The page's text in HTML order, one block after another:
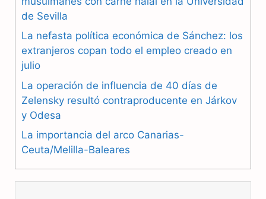
o
o
a
p
de Sevilla
La nefasta política económica de Sánchez: los
extranjeros copan todo el empleo creado en
julio
La operación de influencia de 40 días de
Zelensky resultó contraproducente en Járkov
y Odesa
La importancia del arco Canarias-
Ceuta/Melilla-Baleares